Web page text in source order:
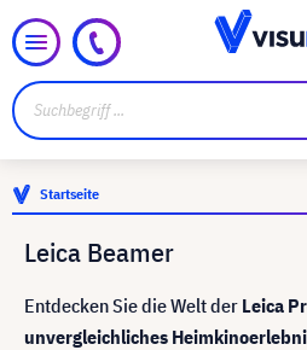
Startseite
Leica Beamer
Entdecken Sie die Welt der Leica
unvergleichliches